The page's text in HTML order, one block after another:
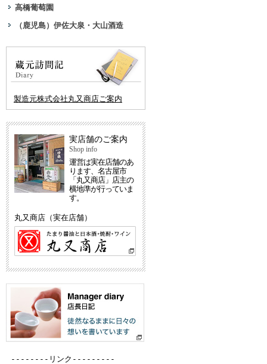
高橋葡萄園
（鹿児島）伊佐大泉・大山酒造
製造元株式会社丸又商店ご案内
実店舗のご案内
Shop info
運営は実在店舗のあ
ります、名古屋市
「丸又商店」店主の
横地準が行っていま
す。
丸又商店（実在店舗）
--------リンク---------